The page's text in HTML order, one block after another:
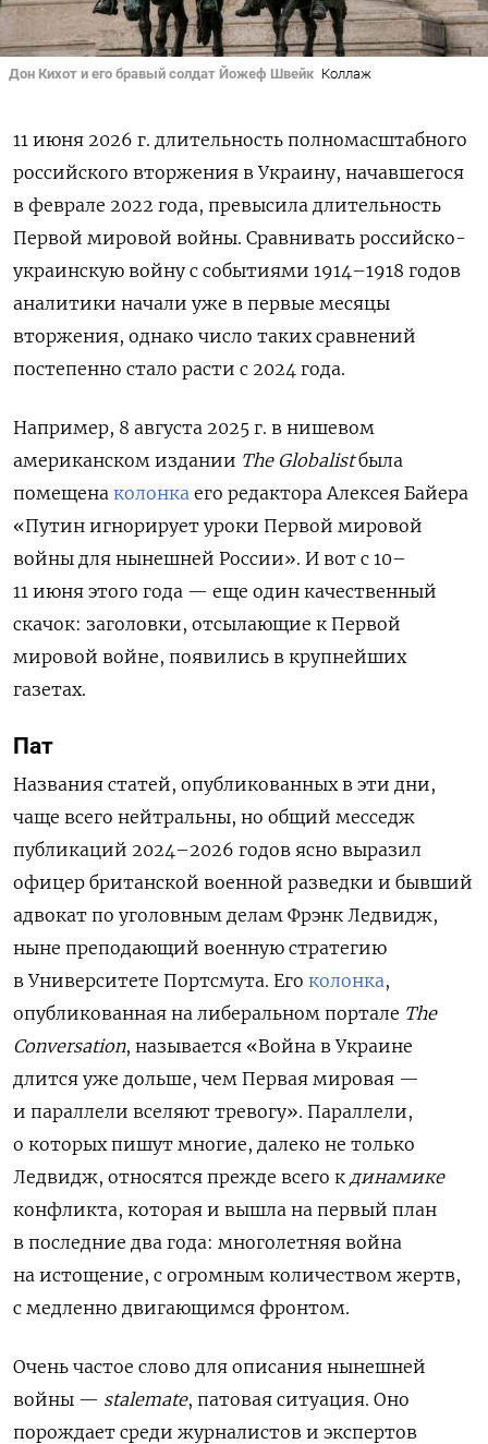
Дон Кихот и его бравый солдат Йожеф Швейк Коллаж
11 июня 2026 г. длительность полномасштабного
российского вторжения в Украину, начавшегося
в феврале 2022 года, превысила длительность
Первой мировой войны. Сравнивать российско-
украинскую войну с событиями 1914–1918 годов
аналитики начали уже в первые месяцы
вторжения, однако число таких сравнений
постепенно стало расти с 2024 года.
Например, 8 августа 2025 г. в нишевом
американском издании The Globalistбыла
помещена колонка его редактора Алексея Байера
«Путин игнорирует уроки Первой мировой
войны для нынешней России». И вот с 10–
11 июня этого года — еще один качественный
скачок: заголовки, отсылающие к Первой
мировой войне, появились в крупнейших
газетах.
Пат
Названия статей, опубликованных в эти дни,
чаще всего нейтральны, но общий месседж
публикаций 2024–2026 годов ясно выразил
офицер британской военной разведки и бывший
адвокат по уголовным делам Фрэнк Ледвидж,
ныне преподающий военную стратегию
в Университете Портсмута. Его колонка,
опубликованная на либеральном портале The
Conversation, называется «Война в Украине
длится уже дольше, чем Первая мировая —
и параллели вселяют тревогу». Параллели,
о которых пишут многие, далеко не только
Ледвидж, относятся прежде всего к динамике
конфликта, которая и вышла на первый план
в последние два года: многолетняя война
на истощение, с огромным количеством жертв,
с медленно двигающимся фронтом.
Очень частое слово для описания нынешней
войны — stalemate, патовая ситуация. Оно
порождает среди журналистов и экспертов